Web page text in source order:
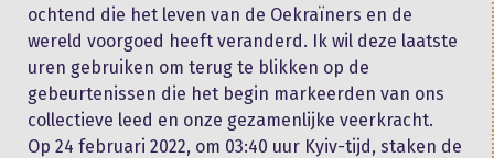
ochtend die het leven van de Oekraïners en de
wereld voorgoed heeft veranderd. Ik wil deze laatste
uren gebruiken om terug te blikken op de
gebeurtenissen die het begin markeerden van ons
collectieve leed en onze gezamenlijke veerkracht.
Op 24 februari 2022, om 03:40 uur Kyiv-tijd, staken de